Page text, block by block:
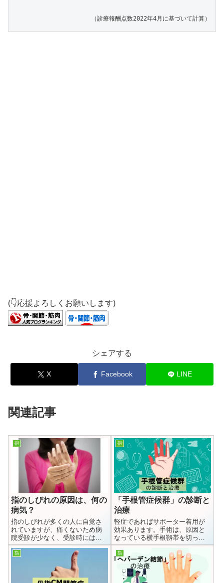
（診療報酬点数2022年4月に基づいて計算）
(👇応援よろしくお願いします)
シェアする
X Facebook LINE
関連記事
指
指のしびれの原因は、何の
病気？
指のしびれが多くの人に自覚さ
れていますが、痛くないため病
院受診が少なく、受診時には進
行していることも多いです。し
びれている指と、薬指の感覚解
離で手根管症候群や肘部管症候
群などを判断できる簡便で優れ
た診断法を述べます。
指
「手根管症候群」の診断と
治療
軽症であればサポーター着用が
効果あります。手術は、原因と
なっている横手根靱帯を切っ
て、神経への圧迫を無くしま
す。悪化しすぎる前に手術を受
けることが重要です
指 指